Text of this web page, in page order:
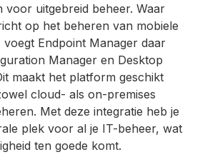
voor uitgebreid beheer. Waar
op het beheren van mobiele
Endpoint Manager daar
Manager en Desktop
maakt het platform geschikt
cloud- als on-premises
Met deze integratie heb je
plek voor al je IT-beheer, wat
ten goede komt.